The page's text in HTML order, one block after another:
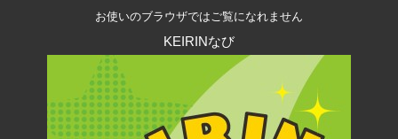
お使いのブラウザではご覧になれません
KEIRINなび